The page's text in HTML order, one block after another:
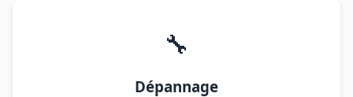
🔧
Dépannage